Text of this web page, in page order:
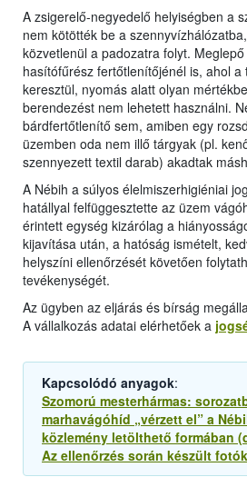
A zsigerelő-negyedelő helyiségben a
nem kötötték be a
közvetlenül a padozatra folyt.
hasítófűrész fertőtlenítőjénél is, ahol a
keresztül, nyomás alatt olyan
berendezést nem lehetett használni.
bárdfertőtlenítő sem, amiben egy
üzemben oda nem illő tárgyak (pl.
szennyezett textil darab) akadtak
A Nébih a súlyos élelmiszerhigiéniai
hatállyal felfüggesztette az üzem
érintett egység kizárólag a
kijavítása után, a hatóság ismételt,
helyszíni ellenőrzését követően
tevékenységét.
Az ügyben az eljárás és bírság
A vállalkozás adatai elérhetőek a
Kapcsolódó anyagok:
Szomorú mesterhármas:
marhavágóhíd „vérzett el” a
közlemény letölthető formában
Az ellenőrzés során készült